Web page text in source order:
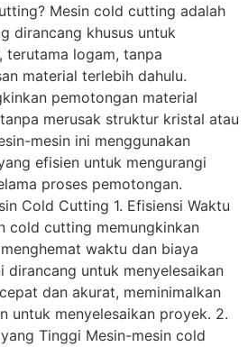
Mesin cold cutting adalah
dirancang khusus untuk
terutama logam, tanpa
material terlebih dahulu.
pemotongan material
merusak struktur kristal atau
mesin ini menggunakan
efisien untuk mengurangi
proses pemotongan.
Cold Cutting 1. Efisiensi Waktu
cold cutting memungkinkan
waktu dan biaya
dirancang untuk menyelesaikan
dan akurat, meminimalkan
untuk menyelesaikan proyek. 2.
Tinggi Mesin-mesin cold